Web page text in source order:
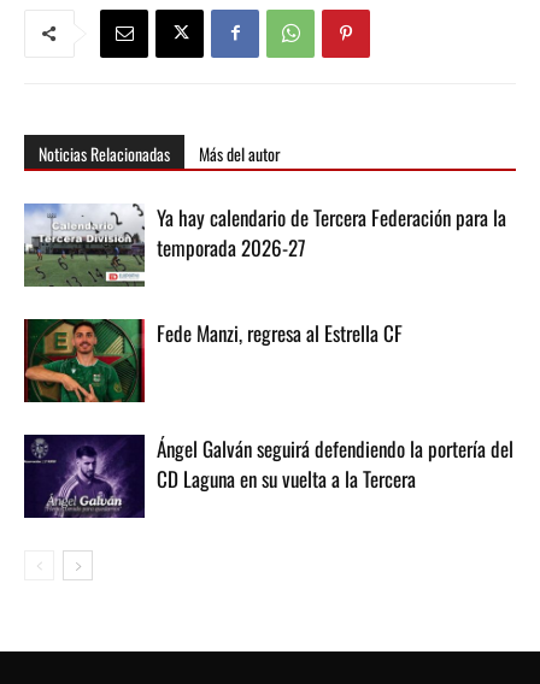
Noticias Relacionadas Más del autor
Ya hay calendario de Tercera Federación para la
temporada 2026-27
Fede Manzi, regresa al Estrella CF
Ángel Galván seguirá defendiendo la portería del
CD Laguna en su vuelta a la Tercera